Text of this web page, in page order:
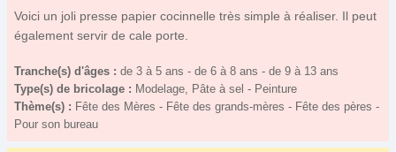
Nouvel an (12)
(29)
Pour son bureau(19)
Voici un joli presse papier cocinnelle très simple à réaliser. Il peut
également servir de cale porte.
Tranche(s) d'âges : de 3 à 5 ans - de 6 à 8 ans - de 9 à 13 ans
Type(s) de bricolage : Modelage, Pâte à sel - Peinture
Thème(s) : Fête des Mères - Fête des grands-mères - Fête des pères -
Pour son bureau